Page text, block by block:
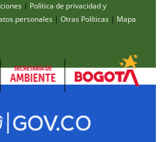
| Política de privacidad y
personales | Otras Políticas | Mapa